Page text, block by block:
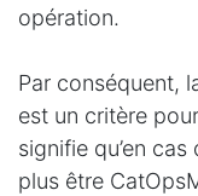
opération.
Par conséquent,
est un critère
signifie qu’en
plus être